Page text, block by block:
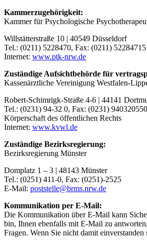
Kammerzugehörigkeit:
Kammer für Psychologische
Willstätterstraße 10 | 40549 Düsseldorf
Tel.: (0211) 5228470, Fax: (0211) 52284715
Internet: www.ptk-nrw.de
Zuständige Aufsichtbehörde für
Kassenärztliche Vereinigung Westfalen-
Robert-Schimrigk-Straße 4-6 | 44141
Tel.: (0231) 94-32 0, Fax: (0231)
Körperschaft des öffentlichen Rechts
Internet: www.kvwl.de
Zuständige Bezirksregierung:
Bezirksregierung Münster
Domplatz 1 – 3 | 48143 Münster
Tel.: (0251) 411-0, Fax: (0251)-2525
E-Mail: poststelle@brms.nrw.de
Kommunikation per E-Mail:
Die Kommunikation über E-Mail kann
bin, Ihnen ebenfalls mit E-Mail zu
Fragen. Wenn Sie nicht damit